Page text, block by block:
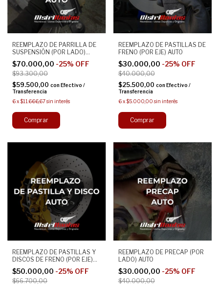
REEMPLAZO DE PARRILLA DE
SUSPENSIÓN (POR LADO)
AUTO
$70.000,00 -25% OFF
$93.300,00
$59.500,00 con Efectivo /
Transferencia
6x$11.666,67sin interés
REEMPLAZO DE PASTILLAS DE
FRENO (POR EJE) AUTO
$30.000,00 -25% OFF
$40.000,00
$25.500,00 con Efectivo /
Transferencia
6 x$5.000,00 sin interés
REEMPLAZO DE PASTILLAS Y
DISCOS DE FRENO (POR EJE)
AUTO
$50.000,00 -25% OFF
$66.700,00
REEMPLAZO DE PRECAP (POR
LADO) AUTO
$30.000,00 -25% OFF
$40.000,00